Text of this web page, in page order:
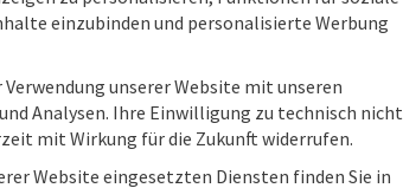
einzubinden und personalisierte Werbung
unserer Website mit unseren
Analysen. Ihre Einwilligung zu technisch nicht
mit Wirkung für die Zukunft widerrufen.
Website eingesetzten Diensten finden Sie in